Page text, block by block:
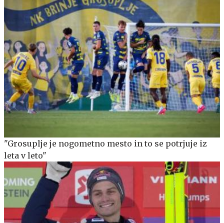
"Grosuplje je nogometno mesto in to se potrjuje iz
leta v leto"